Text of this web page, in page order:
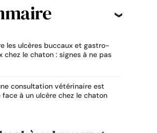
les ulcères buccaux et gastro-
chez le chaton : signes à ne pas
consultation vétérinaire est
face à un ulcère chez le chaton